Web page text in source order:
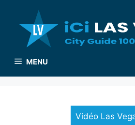
contenu
MENU
Vidéo Las